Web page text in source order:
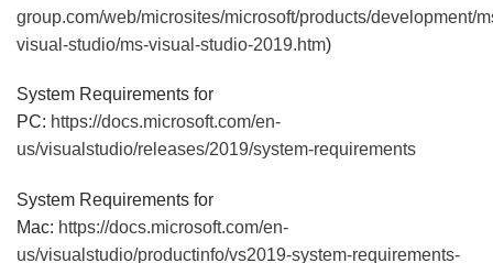
group.com/web/microsites/microsoft/products/development/
visual-studio/ms-visual-studio-2019.htm)
System Requirements for
PC: https://docs.microsoft.com/en-
us/visualstudio/releases/2019/system-requirements
System Requirements for
Mac: https://docs.microsoft.com/en-
us/visualstudio/productinfo/vs2019-system-requirements-